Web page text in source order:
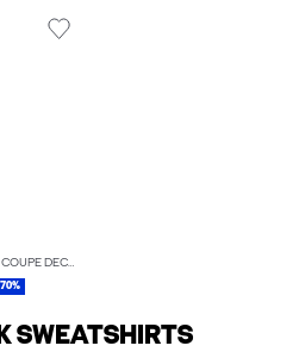
CHANDAIL OUATÉ COUPE DÉCONTRACTÉE
70%
SWEATSHIRTS